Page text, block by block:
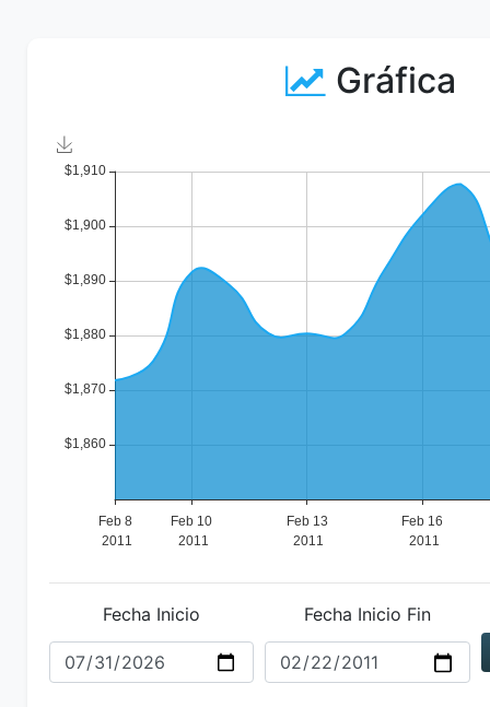
Gráfica
Fecha Inicio
Fecha Inicio Fin